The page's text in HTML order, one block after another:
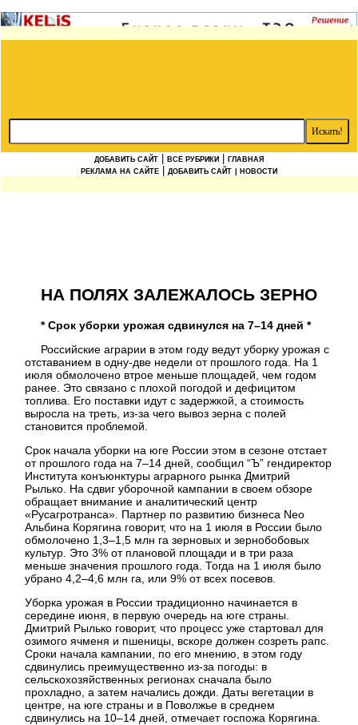
ДОБАВИТЬ САЙТ ВСЕ РУБРИКИ
ГЛАВНАЯ
РЕКЛАМА НА САЙТЕ
ДОБАВИТЬ САЙТ | НОВОСТИ
НА ПОЛЯХ ЗАЛЕЖАЛОСЬ ЗЕРНО
* Срок уборки урожая сдвинулся на 7–14 дней *
Российские аграрии в этом году ведут уборку урожая с
отставанием в одну-две недели от прошлого года. На 1
июля обмолочено втрое меньше площадей, чем годом
ранее. Это связано с плохой погодой и дефицитом
топлива. Его поставки идут с задержкой, а стоимость
выросла на треть, из-за чего вывоз зерна с полей
становится проблемой.
Срок начала уборки на юге России этом в сезоне отстает
от прошлого года на 7–14 дней, сообщил “Ъ” гендиректор
Института конъюнктуры аграрного рынка Дмитрий
Рылько. На сдвиг уборочной кампании в своем обзоре
обращает внимание и аналитический центр
«Русагротранса». Партнер по развитию бизнеса Neo
Альбина Корягина говорит, что на 1 июля в России было
обмолочено 1,3–1,5 млн га зерновых и зернобобовых
культур. Это 3% от плановой площади и в три раза
меньше значения прошлого года. Тогда на 1 июля было
убрано 4,2–4,6 млн га, или 9% от всех посевов.
Уборка урожая в России традиционно начинается в
середине июня, в первую очередь на юге страны.
Дмитрий Рылько говорит, что процесс уже стартовал для
озимого ячменя и пшеницы, вскоре должен созреть рапс.
Сроки начала кампании, по его мнению, в этом году
сдвинулись преимущественно из-за погоды: в
сельскохозяйственных регионах сначала было
прохладно, а затем начались дожди. Даты вегетации в
центре, на юге страны и в Поволжье в среднем
сдвинулись на 10–14 дней, отмечает госпожа Корягина.